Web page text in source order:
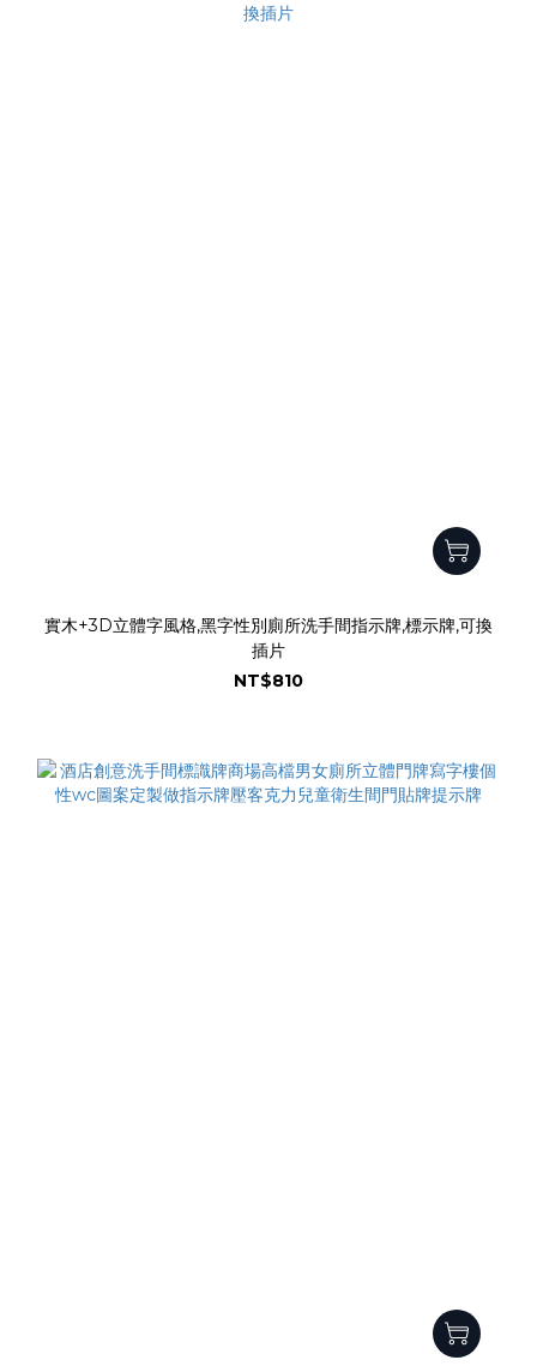
實木+3D立體字風格,黑字性別廁所洗手間指示牌,標示牌,可換
插片
NT$810